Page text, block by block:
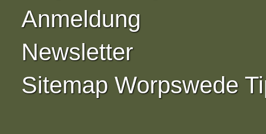
Anmeldung
Newsletter
Sitemap Worpswede